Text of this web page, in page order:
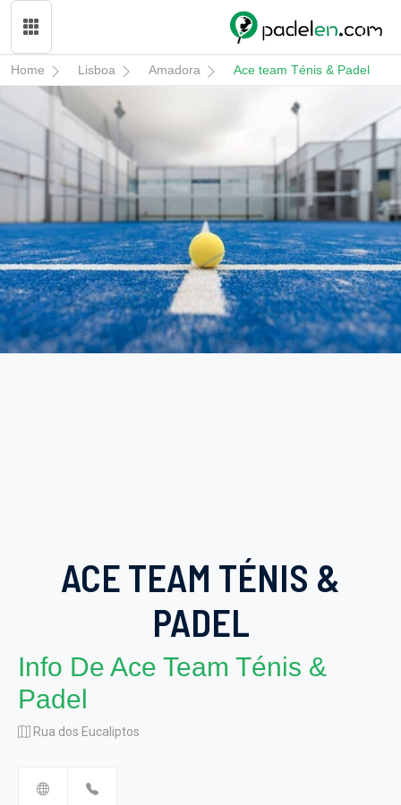
Home Lisboa Amadora Ace team Ténis & Padel
ACE TEAM TÉNIS &
PADEL
Info De Ace Team Ténis &
Padel
Rua dos Eucaliptos